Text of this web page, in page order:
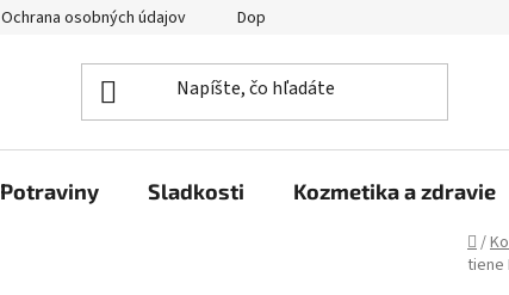
Ochrana osobných údajov Doprava a platba
Potraviny Sladkosti Kozmetika a zdravie
/
tiene